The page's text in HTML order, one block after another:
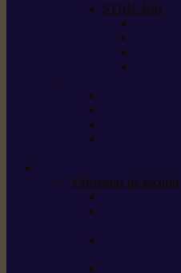
STIHL Kits
Vêtements de sécurité